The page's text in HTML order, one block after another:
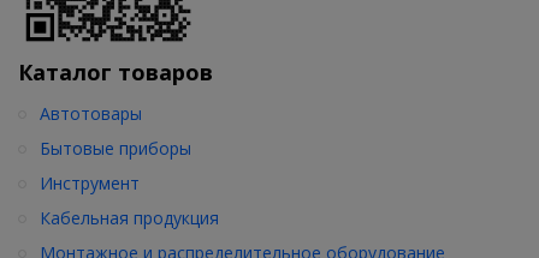
Каталог товаров
Автотовары
Бытовые приборы
Инструмент
Кабельная продукция
Монтажное и распределительное оборудование